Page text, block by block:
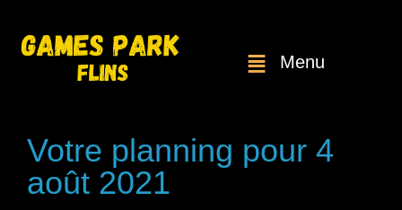
Menu
Votre planning pour 4
août 2021